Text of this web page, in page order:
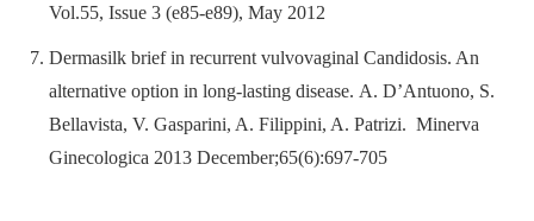
Vol.55, Issue 3 (e85-e89), May 2012
Dermasilk brief in recurrent vulvovaginal Candidosis. An
alternative option in long-lasting disease. A. D’Antuono, S.
Bellavista, V. Gasparini, A. Filippini, A. Patrizi. Minerva
Ginecologica 2013 December;65(6):697-705